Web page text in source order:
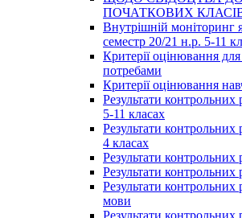
ПОЧАТКОВИХ
Внутрішній моніторинг
семестр 20/21 н.р. 5-11
Критерії оцінювання
потребами
Критерії оцінювання
Результати контрольних
5-11 класах
Результати контрольних
4 класах
Результати контрольних
Результати контрольних
Результати контрольних
мови
Результати контрольних